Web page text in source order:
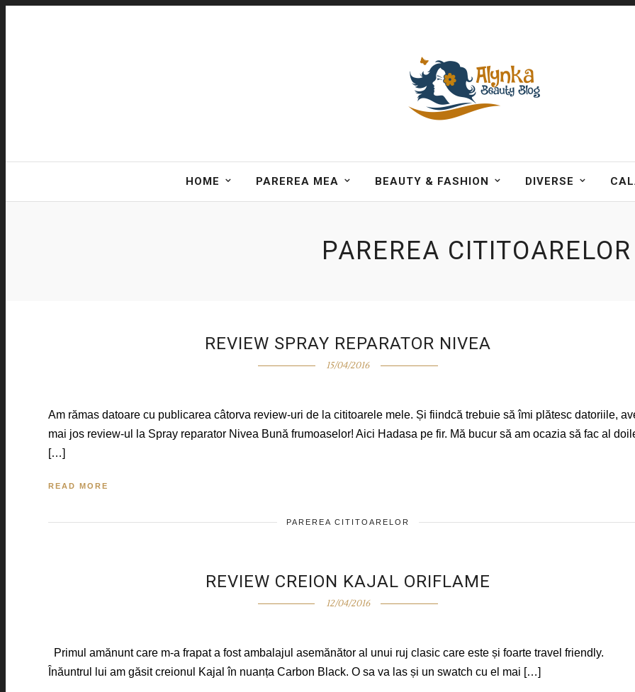
HOME PAREREA MEA BEAUTY & FASHION DIVERSE
PAREREA CITITOARELOR
REVIEW SPRAY REPARATOR NIVEA
15/04/2016
Am rămas datoare cu publicarea câtorva review-uri de la cititoarele mele. Și fiindcă trebuie să îmi plătesc datoriile,
mai jos review-ul la Spray reparator Nivea Bună frumoaselor! Aici Hadasa pe fir. Mă bucur să am ocazia să fac al
[…]
READ MORE
PAREREA CITITOARELOR
REVIEW CREION KAJAL ORIFLAME
12/04/2016
Primul amănunt care m-a frapat a fost ambalajul asemănător al unui ruj clasic care este și foarte travel friendly.
Înăuntrul lui am găsit creionul Kajal în nuanța Carbon Black. O sa va las și un swatch cu el mai […]